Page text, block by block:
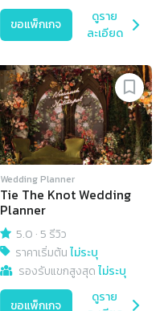
ขอแพ็กเกจ
ดูราย
ละเอียด
Wedding Planner
Tie The Knot Wedding
Planner
5.0 · 5 รีวิว
ราคาเริ่มต้นไม่ระบุ
รองรับแขกสูงสุดไม่ระบุ
ขอแพ็กเกจ
ดูราย